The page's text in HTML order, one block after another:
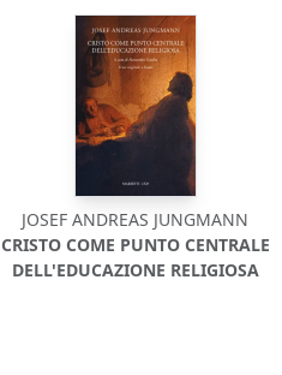
JOSEF ANDREAS JUNGMANN
CRISTO COME PUNTO CENTRALE
DELL'EDUCAZIONE RELIGIOSA